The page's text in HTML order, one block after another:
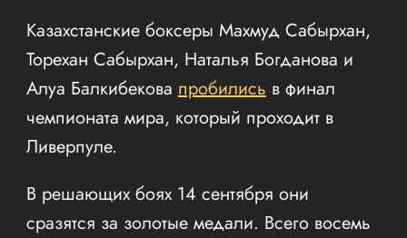
Казахстанские боксеры Махмуд Сабырхан,
Торехан Сабырхан, Наталья Богданова и
Алуа Балкибековапробилисьв финал
чемпионата мира, который проходит в
Ливерпуле.
В решающих боях 14 сентября они
сразятся за золотые медали. Всего восемь